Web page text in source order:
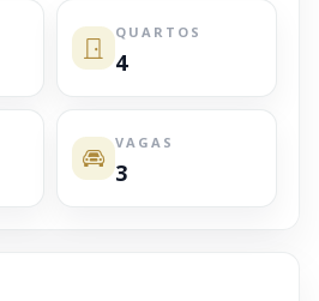
QUARTOS
4
VAGAS
3